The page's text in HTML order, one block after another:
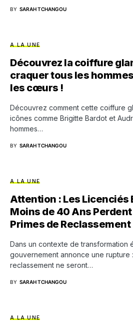
BY SARAH TCHANGOU
A LA UNE
Découvrez la coiffure
craquer tous les
les cœurs !
Découvrez comment cette coiffure
icônes comme Brigitte Bardot et
hommes…
BY SARAH TCHANGOU
A LA UNE
Attention : Les Licenciés
Moins de 40 Ans
Primes de Reclassement
Dans un contexte de transformation
gouvernement annonce une rupture
reclassement ne seront…
BY SARAH TCHANGOU
A LA UNE